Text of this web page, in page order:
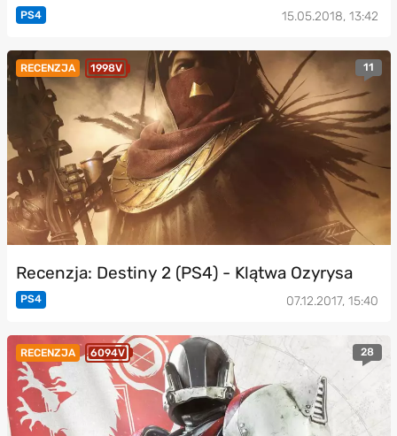
PS4 15.05.2018, 13:42
RECENZJA 1998V 11
Recenzja: Destiny 2 (PS4) - Klątwa Ozyrysa
PS4 07.12.2017, 15:40
RECENZJA 6094V 28